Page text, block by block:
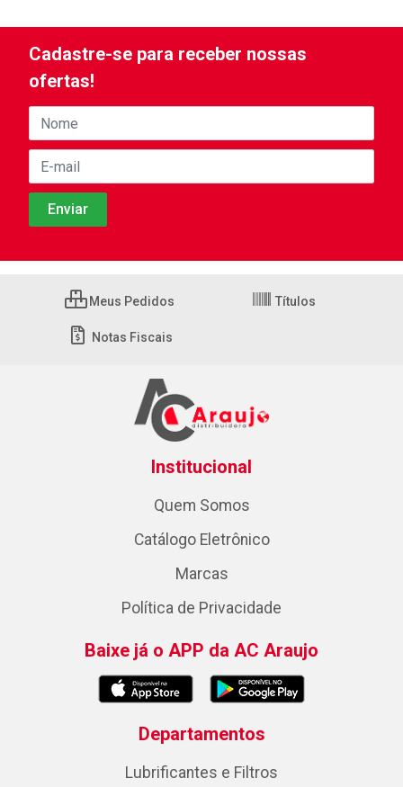
Cadastre-se para receber nossas
ofertas!
Meus Pedidos Títulos
Notas Fiscais
Institucional
Quem Somos
Catálogo Eletrônico
Marcas
Política de Privacidade
Baixe já o APP da AC Araujo
Departamentos
Lubrificantes e Filtros